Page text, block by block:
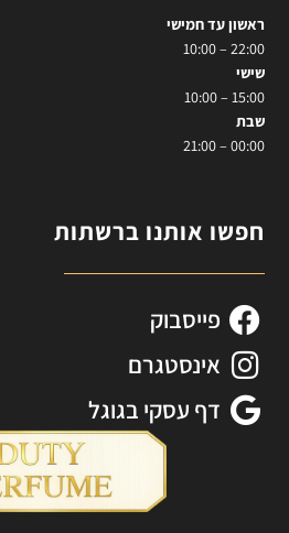
ראשון עד חמישי
22:00 – 10:00
שישי
15:00 – 10:00
שבת
00:00 – 21:00
חפשו אותנו ברשתות
פייסבוק
אינסטגרם
דף עסקי בגוגל